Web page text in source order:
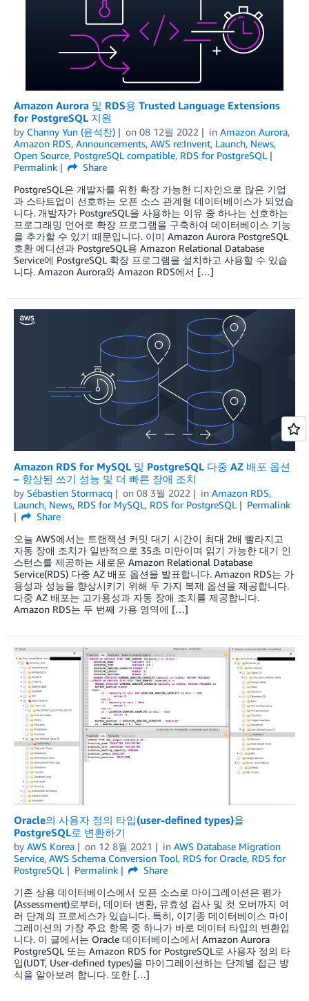
Amazon Aurora 및 RDS용 Trusted Language Extensions
for PostgreSQL 지원
by Channy Yun (윤석찬) on 08 12월 2022 in Amazon Aurora,
Amazon RDS, Announcements, AWS re:Invent, Launch, News,
Open Source, PostgreSQL compatible, RDS for PostgreSQL
Permalink
Share
PostgreSQL은 개발자를 위한 확장 가능한 디자인으로 많은 기업
과 스타트업이 선호하는 오픈 소스 관계형 데이터베이스가 되었습
니다. 개발자가 PostgreSQL을 사용하는 이유 중 하나는 선호하는
프로그래밍 언어로 확장 프로그램을 구축하여 데이터베이스 기능
을 추가할 수 있기 때문입니다. 이미 Amazon Aurora PostgreSQL
호환 에디션과 PostgreSQL용 Amazon Relational Database
Service에 PostgreSQL 확장 프로그램을 설치하고 사용할 수 있습
니다. Amazon Aurora와 Amazon RDS에서 […]
Amazon RDS for MySQL 및 PostgreSQL 다중 AZ 배포 옵션
– 향상된 쓰기 성능 및 더 빠른 장애 조치
by Sébastien Stormacq on 08 3월 2022 in Amazon RDS,
Launch, News, RDS for MySQL, RDS for PostgreSQL
Permalink
Share
오늘 AWS에서는 트랜잭션 커밋 대기 시간이 최대 2배 빨라지고
자동 장애 조치가 일반적으로 35초 미만이며 읽기 가능한 대기 인
스턴스를 제공하는 새로운 Amazon Relational Database
Service(RDS) 다중 AZ 배포 옵션을 발표합니다. Amazon RDS는 가
용성과 성능을 향상시키기 위해 두 가지 복제 옵션을 제공합니다.
다중 AZ 배포는 고가용성과 자동 장애 조치를 제공합니다.
Amazon RDS는 두 번째 가용 영역에 […]
Oracle의 사용자 정의 타입(user-defined types)을
PostgreSQL로 변환하기
by AWS Korea on 12 8월 2021 in AWS Database Migration
Service, AWS Schema Conversion Tool, RDS for Oracle, RDS for
PostgreSQL
Permalink
Share
기존 상용 데이터베이스에서 오픈 소스로 마이그레이션은 평가
(Assessment)로부터, 데이터 변환, 유효성 검사 및 컷 오버까지 여
러 단계의 프로세스가 있습니다. 특히, 이기종 데이터베이스 마이
그레이션의 가장 주요 항목 중 하나가 바로 데이터 타입의 변환입
니다. 이 글에서는 Oracle 데이터베이스에서 Amazon Aurora
PostgreSQL 또는 Amazon RDS for PostgreSQL로 사용자 정의 타
입(UDT, User-defined types)을 마이그레이션하는 단계별 접근 방
식을 알아보려 합니다. 또한 […]